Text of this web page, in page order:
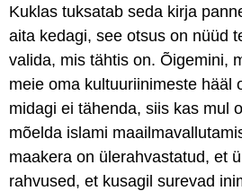
Kuklas tuksatab seda kirja
aita kedagi, see otsus on nüüd
valida, mis tähtis on. Õigemini,
meie oma kultuuriinimeste hääl
midagi ei tähenda, siis kas mul
mõelda islami
maakera on ülerahvastatud, et
rahvused, et kusagil surevad